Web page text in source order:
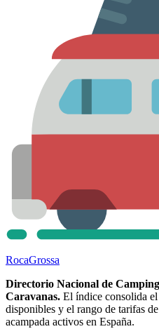
RocaGrossa
Directorio Nacional de
Caravanas. El índice consolida
disponibles y el rango de tarifas
acampada activos en España.